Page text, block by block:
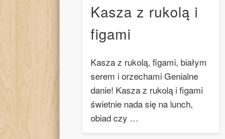
Kasza z rukolą i
figami
Kasza z rukolą, figami, białym
serem i orzechami Genialne
danie! Kasza z rukolą i figami
świetnie nada się na lunch,
obiad czy …